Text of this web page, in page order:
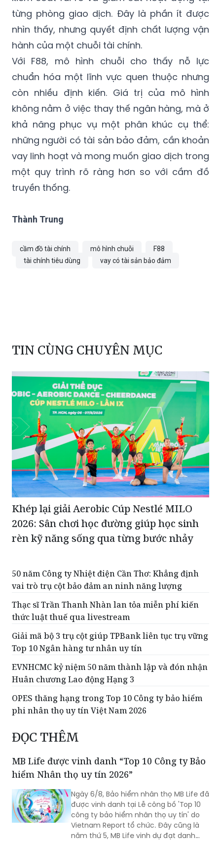
từng phòng giao dịch. Đây là phần ít được
nhìn thấy, nhưng quyết định chất lượng vận
hành của một chuỗi tài chính.
Với F88, mô hình chuỗi cho thấy nỗ lực
chuẩn hóa một lĩnh vực quen thuộc nhưng
còn nhiều định kiến. Giá trị của mô hình
không nằm ở việc thay thế ngân hàng, mà ở
khả năng phục vụ một phân khúc cụ thể:
những người có tài sản bảo đảm, cần khoản
vay linh hoạt và mong muốn giao dịch trong
một quy trình rõ ràng hơn so với cầm đồ
truyền thống.
Thành Trung
cầm đồ tài chính mô hình chuỗi
F88
tài chính tiêu dùng
vay có tài sản bảo đảm
TIN CÙNG CHUYÊN MỤC
Khép lại giải Aerobic Cúp Nestlé MILO
2026: Sân chơi học đường giúp học sinh
rèn kỹ năng sống qua từng bước nhảy
50 năm Công ty Nhiệt điện Cần Thơ: Khẳng định
vai trò trụ cột bảo đảm an ninh năng lượng
Thạc sĩ Trần Thanh Nhàn lan tỏa miễn phí kiến
thức luật thuế qua livestream
Giải mã bộ 3 trụ cột giúp TPBank liên tục trụ vững
Top 10 Ngân hàng tư nhân uy tín
EVNHCMC kỷ niệm 50 năm thành lập và đón nhận
Huân chương Lao động Hạng 3
OPES thăng hạng trong Top 10 Công ty bảo hiểm
phi nhân thọ uy tín Việt Nam 2026
ĐỌC THÊM
MB Life được vinh danh “Top 10 Công ty Bảo
hiểm Nhân thọ uy tín 2026”
Ngày 6/8, Bảo hiểm nhân thọ MB Life đã
được vinh danh tại Lễ công bố 'Top 10
công ty bảo hiểm nhân thọ uy tín' do
Vietnam Report tổ chức. Đây cũng là
năm thứ 5, MB Life vinh dự đạt danh